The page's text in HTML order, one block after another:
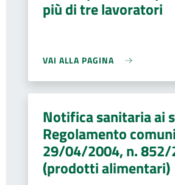
più di tre lavoratori
VAI ALLA PAGINA
Notifica sanitaria ai
Regolamento
29/04/2004, n. 852/
(prodotti alimentari)